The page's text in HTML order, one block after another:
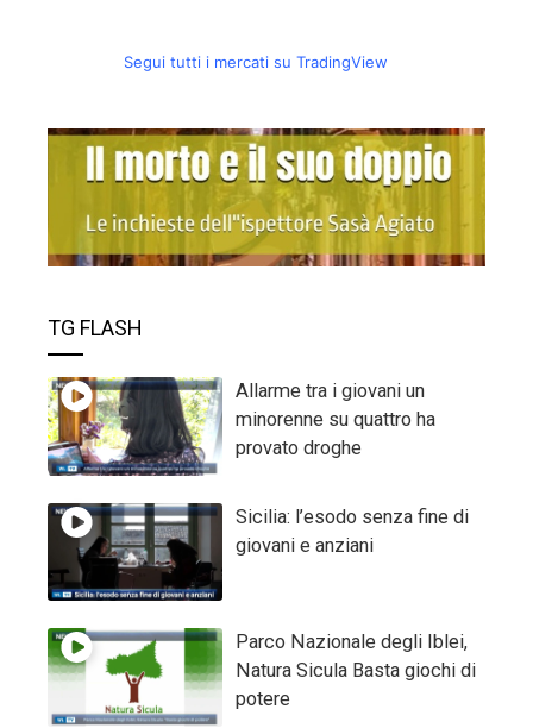
Segui tutti i mercati su TradingView
TG FLASH
Allarme tra i giovani un
minorenne su quattro ha
provato droghe
Sicilia: l’esodo senza fine di
giovani e anziani
Parco Nazionale degli Iblei,
Natura Sicula Basta giochi di
potere